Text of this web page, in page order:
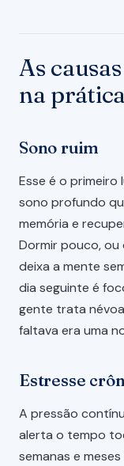
As
na prática
Sono ruim
Esse é o primeiro
sono profundo
memória e
Dormir pouco,
deixa a mente
dia seguinte é
gente trata
faltava era uma
Estresse
A pressão
alerta o tempo
semanas e